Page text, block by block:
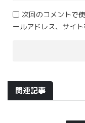
次回のコメントで
ールアドレス、サイト
関連記事